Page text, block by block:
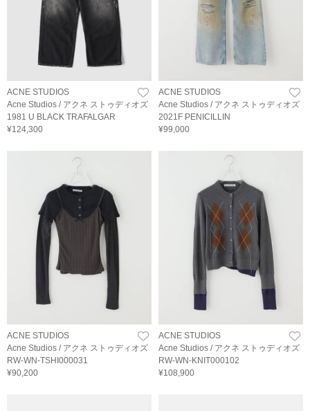
ACNE STUDIOS
Acne Studios / アクネ ストゥディオズ
1981 U BLACK TRAFALGAR
¥124,300
ACNE STUDIOS
Acne Studios / アクネ ストゥディオズ
2021F PENICILLIN
¥99,000
ACNE STUDIOS
Acne Studios / アクネ ストゥディオズ
RW-WN-TSHI000031
¥90,200
ACNE STUDIOS
Acne Studios / アクネ ストゥディオズ
RW-WN-KNIT000102
¥108,900